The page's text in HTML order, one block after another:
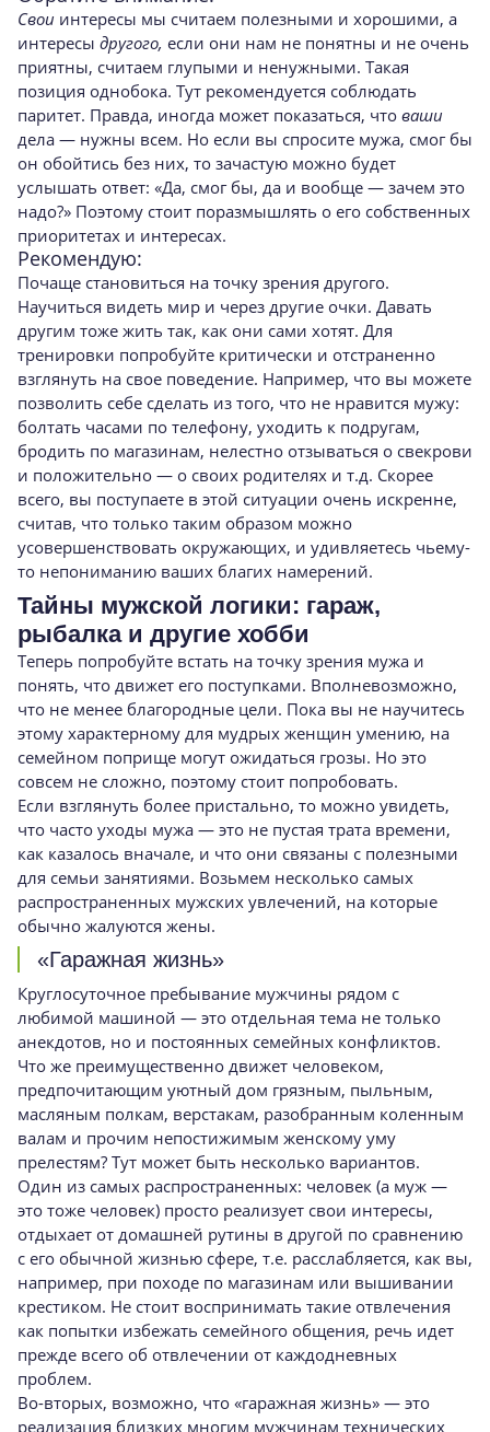
Свои интересы мы считаем полезными и хо­рошими, а
интересы другого, если они нам не понятны и не очень
приятны, считаем глупы­ми и ненужными. Такая
позиция однобока. Тут рекомендуется соблюдать
паритет. Правда, иногда может показаться, что ваши
дела — нужны всем. Но если вы спросите мужа, смог бы
он обойтись без них, то зачастую можно будет
услышать ответ: «Да, смог бы, да и вообще — зачем это
надо?» Поэтому стоит поразмышлять о его собственных
приоритетах и интересах.
Рекомендую:
Почаще становиться на точку зрения дру­гого.
Научиться видеть мир и через другие оч­ки. Давать
другим тоже жить так, как они са­ми хотят. Для
тренировки попробуйте критически и отстраненно
взглянуть на свое пове­дение. Например, что вы можете
позволить себе сделать из того, что не нравится мужу:
болтать часами по телефону, уходить к подру­гам,
бродить по магазинам, нелестно отзы­ваться о свекрови
и положительно — о своих родителях и т.д. Скорее
всего, вы поступаете в этой ситуации очень искренне,
считав, что только таким образом можно
усовершенство­вать окружающих, и удивляетесь чьему-
то не­пониманию ваших благих намерений.
Тайны мужской логики: гараж,
рыбалка и другие хобби
Теперь попробуйте встать на точку зрения мужа и
понять, что движет его поступками. Вполневозможно,
что не менее благородные цели. Пока вы не научитесь
этому характерному для мудрых женщин умению, на
семейном поприще могут ожидаться грозы. Но это
совсем не сложно, поэ­тому стоит попробовать.
Если взглянуть более пристально, то мож­но увидеть,
что часто уходы мужа — это не пустая трата времени,
как казалось вначале, и что они связаны с полезными
для семьи заня­тиями. Возьмем несколько самых
распростра­ненных мужских увлечений, на которые
обыч­но жалуются жены.
«Гаражная жизнь»
Круглосуточное пребывание мужчины рядом с
любимой машиной — это отдельная тема не только
анекдотов, но и постоянных семейных конфликтов.
Что же преимущественно движет человеком,
предпочитающим уютный дом гряз­ным, пыльным,
масляным полкам, верстакам, разобранным коленным
валам и прочим непос­тижимым женскому уму
прелестям? Тут может быть несколько вариантов.
Один из самых распространенных: человек (а муж —
это тоже человек) просто реализует свои интересы,
отдыхает от домашней рутины в другой по сравнению
с его обычной жизнью сфе­ре, т.е. расслабляется, как вы,
например, при по­ходе по магазинам или вышивании
крестиком. Не стоит воспринимать такие отвлечения
как попытки избежать семейного общения, речь идет
прежде всего об отвлечении от каждоднев­ных
проблем.
Во-вторых, возможно, что «гаражная жизнь» — это
реализация близких многим муж­чинам технических